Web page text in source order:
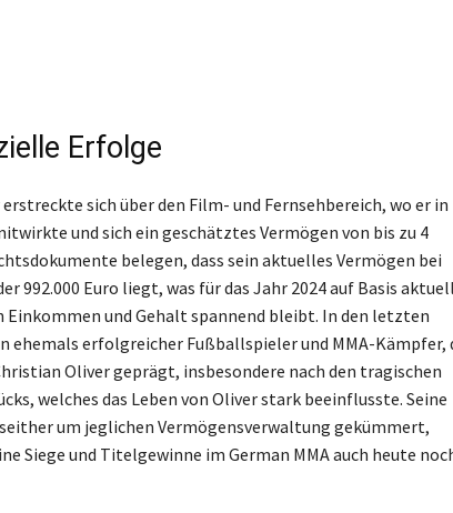
Erfolge
sich über den Film- und Fernsehbereich, wo er in
und sich ein geschätztes Vermögen von bis zu 4
belegen, dass sein aktuelles Vermögen bei
992.000 Euro liegt, was für das Jahr 2024 auf Basis
Einkommen und Gehalt spannend bleibt. In den letzten
ehemals erfolgreicher Fußballspieler und MMA-Kämpfer,
Oliver geprägt, insbesondere nach den tragischen
welches das Leben von Oliver stark beeinflusste. Seine
um jeglichen Vermögensverwaltung gekümmert,
Siege und Titelgewinne im German MMA auch heute